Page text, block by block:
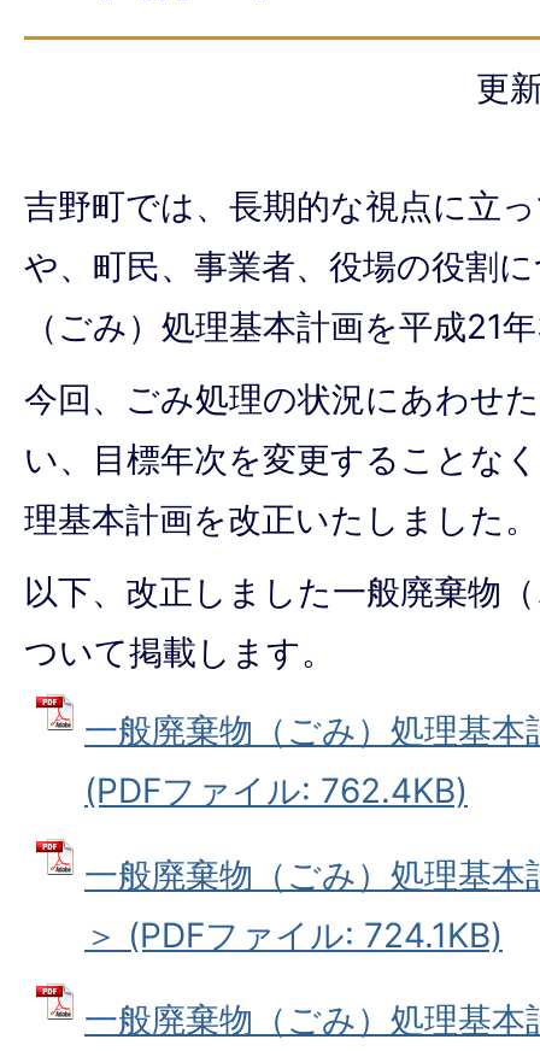
更
吉野町では、長期的な視点に立
や、町民、事業者、役場の役割
（ごみ）処理基本計画を平成21
今回、ごみ処理の状況にあわせ
い、目標年次を変更することな
理基本計画を改正いたしました。
以下、改正しました一般廃棄物
ついて掲載します。
一般廃棄物（ごみ）処理基
(PDFファイル: 762.4KB)
一般廃棄物（ごみ）処理基
＞ (PDFファイル: 724.1KB)
一般廃棄物（ごみ）処理基